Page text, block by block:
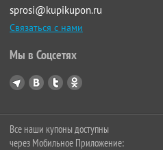
sprosi@kupikupon.ru
Связаться с нами
Мы в Соцсетях
Все наши купоны доступны
через Мобильное Приложение: